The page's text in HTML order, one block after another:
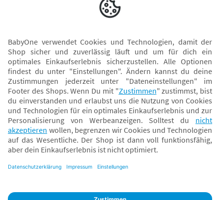
Versand mit
* Alle Preise inkl. MwSt. und ggf. zzgl.Versandkosten. Der dargestellte Preis gilt -
abhängig von der von dir gewählten Option - im BabyOne-Onlineshop oder bei
Abholung in dem von dir gewählten BabyOne-Franchise-Betrieb. Der für den
Onlineshop geltende Preis stellt bei einem Verkauf durch unsere Franchise-
Nehmer eine unverbindliche Preisempfehlung dar. Der Verkaufspreis der
daher von dem Verkaufspreis im Onlineshop abweichen. Angaben zu
Klarna.